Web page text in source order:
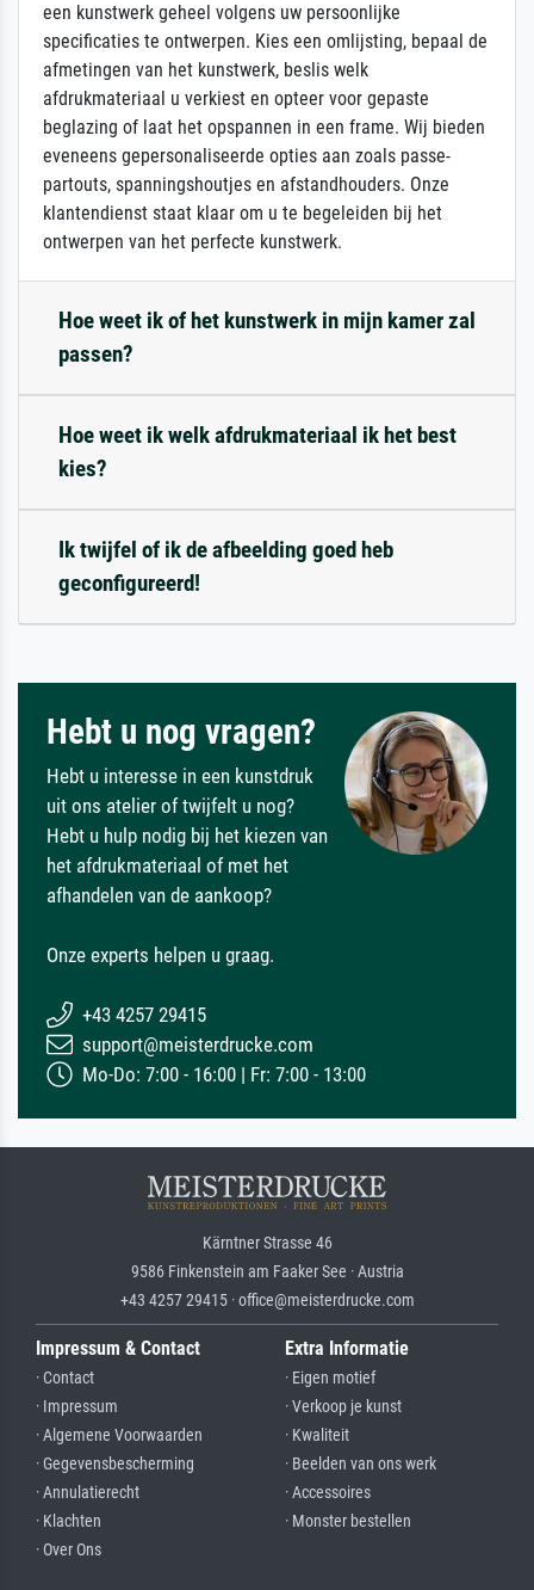
een kunstwerk geheel volgens uw persoonlijke
specificaties te ontwerpen. Kies een omlijsting, bepaal de
afmetingen van het kunstwerk, beslis welk
afdrukmateriaal u verkiest en opteer voor gepaste
beglazing of laat het opspannen in een frame. Wij bieden
eveneens gepersonaliseerde opties aan zoals passe-
partouts, spanningshoutjes en afstandhouders. Onze
klantendienst staat klaar om u te begeleiden bij het
ontwerpen van het perfecte kunstwerk.
Hoe weet ik of het kunstwerk in mijn kamer zal
passen?
Hoe weet ik welk afdrukmateriaal ik het best
kies?
Ik twijfel of ik de afbeelding goed heb
geconfigureerd!
Hebt u nog vragen?
Hebt u interesse in een kunstdruk
uit ons atelier of twijfelt u nog?
Hebt u hulp nodig bij het kiezen van
het afdrukmateriaal of met het
afhandelen van de aankoop?
Onze experts helpen u graag.
+43 4257 29415
support@meisterdrucke.com
Mo-Do: 7:00 - 16:00 | Fr: 7:00 - 13:00
Kärntner Strasse 46
9586 Finkenstein am Faaker See · Austria
+43 4257 29415 · office@meisterdrucke.com
Impressum & Contact
· Contact
· Impressum
· Algemene Voorwaarden
· Gegevensbescherming
· Annulatierecht
· Klachten
· Over Ons
Extra Informatie
· Eigen motief
· Verkoop je kunst
· Kwaliteit
· Beelden van ons werk
· Accessoires
· Monster bestellen